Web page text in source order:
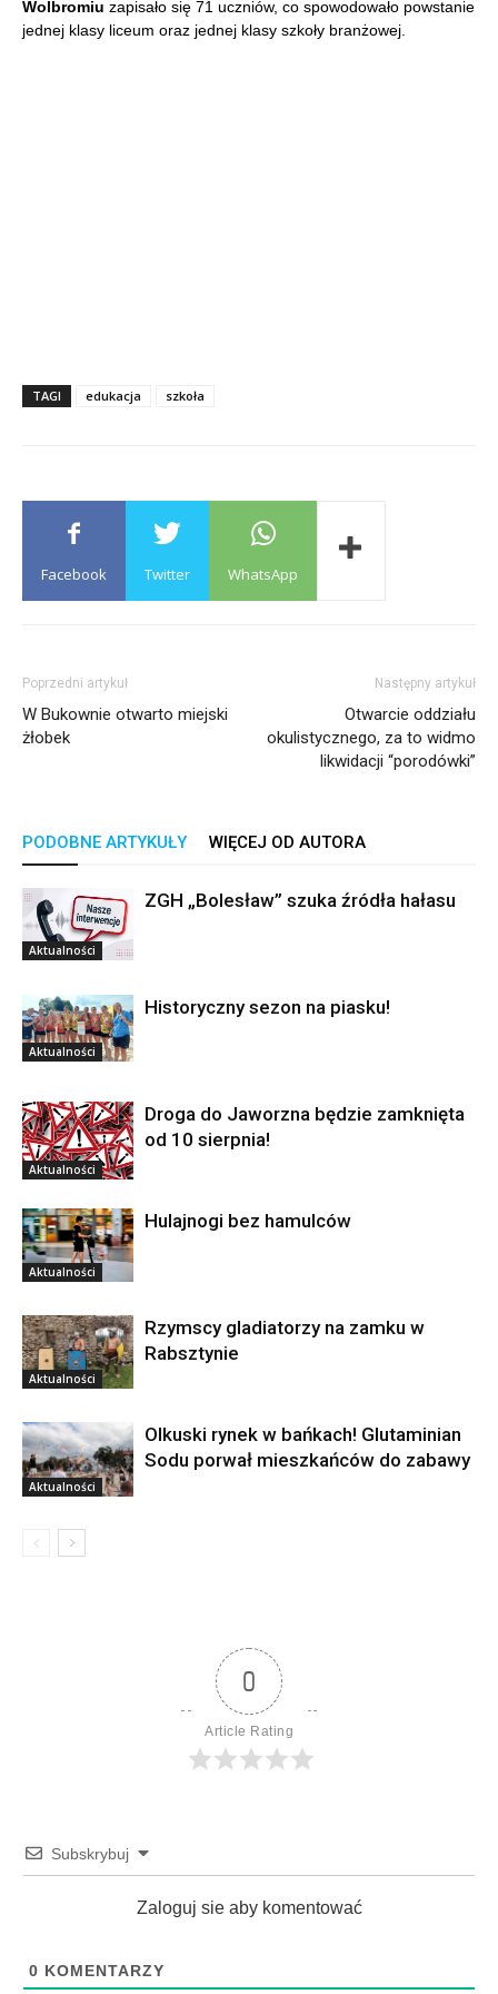
Wolbromiu zapisało się 71 uczniów, co spowodowało powstanie
jednej klasy liceum oraz jednej klasy szkoły branżowej.
TAGI edukacja szkoła
Facebook Twitter WhatsApp
Poprzedni artykuł
W Bukownie otwarto miejski
żłobek
Następny artykuł
Otwarcie oddziału
okulistycznego, za to widmo
likwidacji “porodówki”
PODOBNE ARTYKUŁY WIĘCEJ OD AUTORA
Aktualności
ZGH „Bolesław” szuka źródła hałasu
Aktualności
Historyczny sezon na piasku!
Aktualności
Droga do Jaworzna będzie zamknięta
od 10 sierpnia!
Aktualności
Hulajnogi bez hamulców
Aktualności
Rzymscy gladiatorzy na zamku w
Rabsztynie
Aktualności
Olkuski rynek w bańkach! Glutaminian
Sodu porwał mieszkańców do zabawy
0
Article Rating
Subskrybuj
Zaloguj sie aby komentować
0 KOMENTARZY